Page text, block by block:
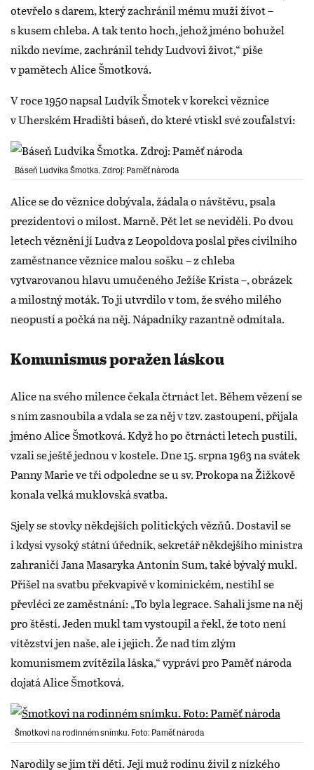
otevřelo s darem, který zachránil mému muži život –
s kusem chleba. A tak tento hoch, jehož jméno bohužel
nikdo nevíme, zachránil tehdy Ludvovi život,“ píše
v pamětech Alice Šmotková.
V roce 1950 napsal Ludvík Šmotek v korekci věznice
v Uherském Hradišti báseň, do které vtiskl své zoufalství:
Báseň Ludvíka Šmotka. Zdroj: Paměť národa
Alice se do věznice dobývala, žádala o návštěvu, psala
prezidentovi o milost. Marně. Pět let se neviděli. Po dvou
letech věznění jí Ludva z Leopoldova poslal přes civilního
zaměstnance věznice malou sošku – z chleba
vytvarovanou hlavu umučeného Ježíše Krista –, obrázek
a milostný moták. To ji utvrdilo v tom, že svého milého
neopustí a počká na něj. Nápadníky razantně odmítala.
Komunismus poražen láskou
Alice na svého milence čekala čtrnáct let. Během vězení se
s ním zasnoubila a vdala se za něj v tzv. zastoupení, přijala
jméno Alice Šmotková. Když ho po čtrnácti letech pustili,
vzali se ještě jednou v kostele. Dne 15. srpna 1963 na svátek
Panny Marie ve tři odpoledne se u sv. Prokopa na Žižkově
konala velká muklovská svatba.
Sjely se stovky někdejších politických vězňů. Dostavil se
i kdysi vysoký státní úředník, sekretář někdejšího ministra
zahraničí Jana Masaryka Antonín Sum, také bývalý mukl.
Přišel na svatbu překvapivě v kominickém, nestihl se
převléci ze zaměstnání: „To byla legrace. Sahali jsme na něj
pro štěstí. Jeden mukl tam vystoupil a řekl, že toto není
vítězství jen naše, ale i jejich. Že nad tím zlým
komunismem zvítězila láska,“ vypráví pro Paměť národa
dojatá Alice Šmotková.
Šmotkovi na rodinném snímku. Foto: Paměť národa
Narodily se jim tři děti. Její muž rodinu živil z nízkého